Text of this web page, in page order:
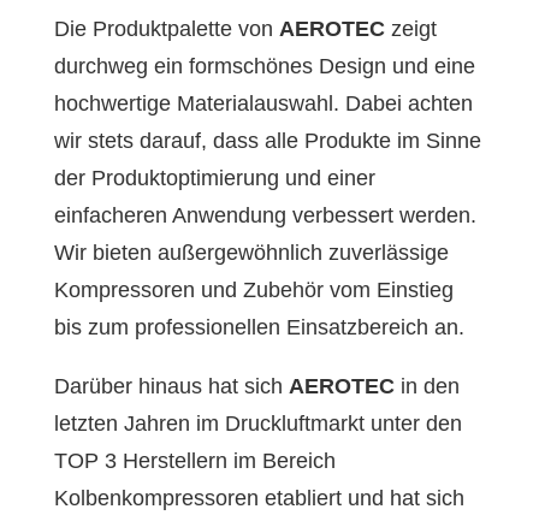
Die Produktpalette von AEROTEC zeigt
durchweg ein formschönes Design und eine
hochwertige Materialauswahl. Dabei achten
wir stets darauf, dass alle Produkte im Sinne
der Produktoptimierung und einer
einfacheren Anwendung verbessert werden.
Wir bieten außergewöhnlich zuverlässige
Kompressoren und Zubehör vom Einstieg
bis zum professionellen Einsatzbereich an.
Darüber hinaus hat sich AEROTEC in den
letzten Jahren im Druckluftmarkt unter den
TOP 3 Herstellern im Bereich
Kolbenkompressoren etabliert und hat sich